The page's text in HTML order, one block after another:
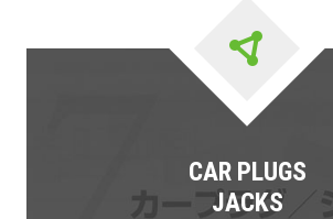
CAR PLUGS
JACKS